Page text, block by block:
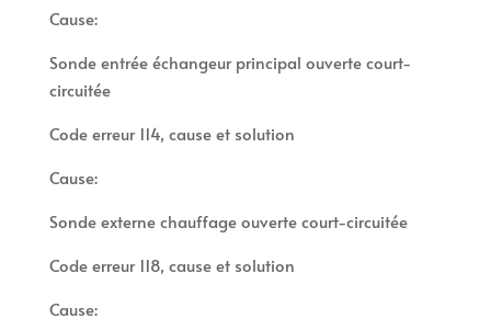
Cause:
Sonde entrée échangeur principal ouverte court-
circuitée
Code erreur 114, cause et solution
Cause:
Sonde externe chauffage ouverte court-circuitée
Code erreur 118, cause et solution
Cause: